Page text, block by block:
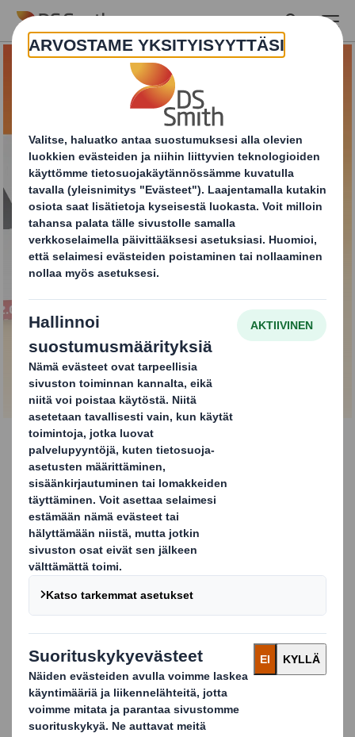
Skip to main content
DS Smith Design Wrap
OTA YHTEYTTÄ JA KYSY LISÄÄ
Parannettu
asiakaskokemus
DS Smith Design Wrap on innovatiivinen
pakkausratkaisu, joka on suunniteltu vastaamaan
vähittäiskaupan tarpeisiin, toimimaan optimaalisesti
logistiikassa ja parantamaan asiakaskokemusta. Koska
pakkauksen näkyvällä puolella ei ole perforointeja,
varmistaa se, että pakkauksen etupuoli on siististi
esillä asiakkaalle, kun pakkaus avataan myyntipisteessä.
Tuotteiden lavaus on mahdollista eri tavoilla logistiikan
optimoimiseksi.